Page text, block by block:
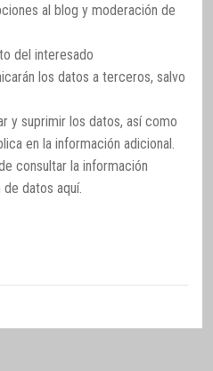
al blog y moderación de
del interesado
los datos a terceros, salvo
y suprimir los datos, así como
en la información adicional.
consultar la información
de datos aquí.